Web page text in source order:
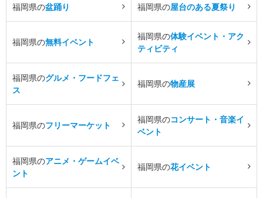
福岡県の盆踊り 福岡県の屋台のある夏祭り
福岡県の無料イベント
福岡県の体験イベント・アク
ティビティ
福岡県のグルメ・フードフェ
ス
福岡県の物産展
福岡県のフリーマーケット
福岡県のコンサート・音楽イ
ベント
福岡県のアニメ・ゲームイベ
ント
福岡県の花イベント